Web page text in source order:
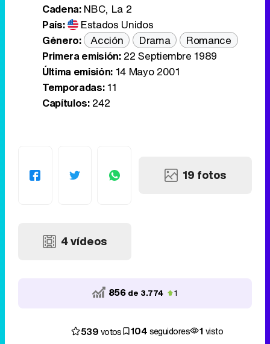
Cadena:NBC, La 2
País:
Estados Unidos
Género:
Acción Drama
Romance
Primera emisión:22 Septiembre 1989
Última emisión:14 Mayo 2001
Temporadas:11
Capítulos:242
19 fotos
4 vídeos
856 de 3.774 1
539votos 104seguidores 1 visto